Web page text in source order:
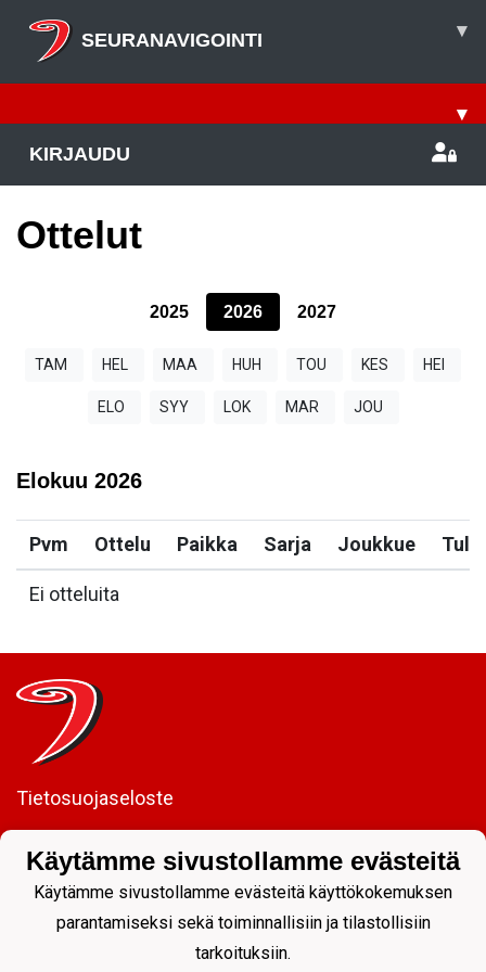
SEURANAVIGOINTI ▾
▾
KIRJAUDU
Ottelut
2025 2026 2027
TAM HEL MAA HUH TOU KES HEI
ELO SYY LOK MAR JOU
Elokuu 2026
Pvm Ottelu Paikka Sarja Joukkue
Ei otteluita
Tietosuojaseloste
Kuntoportti 5 | 40700 JYVÄSKYLÄ |
Käytämme sivustollamme evästeitä
Käytämme sivustollamme evästeitä käyttökokemuksen
parantamiseksi sekä toiminnallisiin ja tilastollisiin
tarkoituksiin.